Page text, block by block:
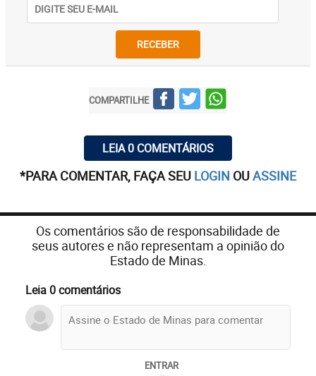
RECEBER
COMPARTILHE
LEIA 0 COMENTÁRIOS
*PARA COMENTAR, FAÇA SEU LOGIN OUASSINE
Os comentários são de responsabilidade de
seus autores e não representam a opinião do
Estado de Minas.
Leia 0 comentários
ENTRAR